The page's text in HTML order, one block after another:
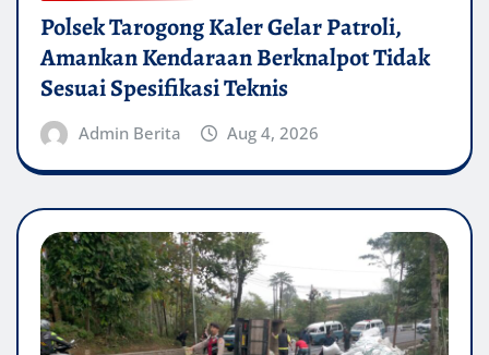
Polsek Tarogong Kaler Gelar Patroli,
Amankan Kendaraan Berknalpot Tidak
Sesuai Spesifikasi Teknis
Admin Berita Aug 4, 2026